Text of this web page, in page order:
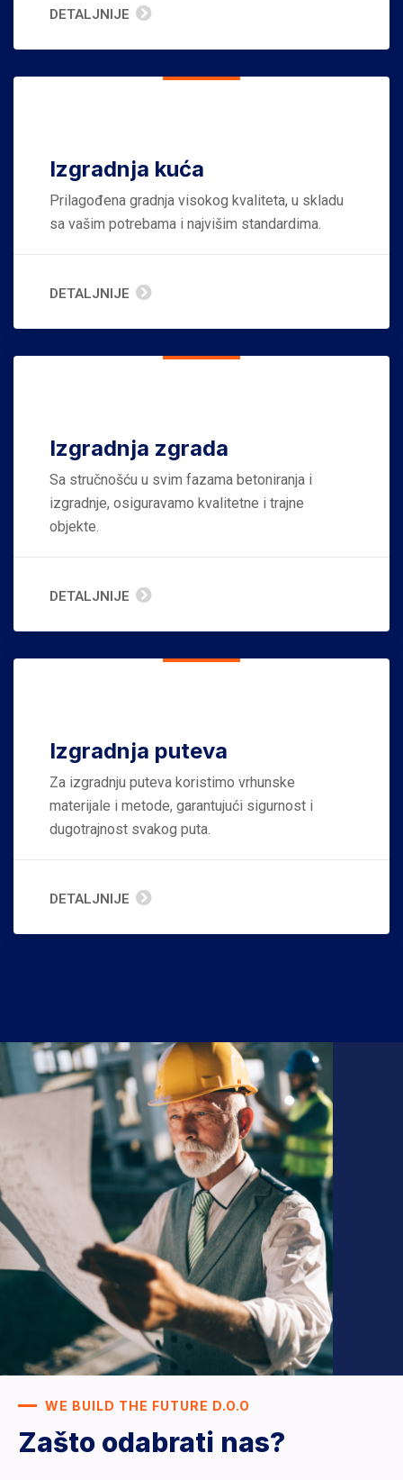
DETALJNIJE
Izgradnja kuća
Prilagođena gradnja visokog kvaliteta, u skladu
sa vašim potrebama i najvišim standardima.
DETALJNIJE
Izgradnja zgrada
Sa stručnošću u svim fazama betoniranja i
izgradnje, osiguravamo kvalitetne i trajne
objekte.
DETALJNIJE
Izgradnja puteva
Za izgradnju puteva koristimo vrhunske
materijale i metode, garantujući sigurnost i
dugotrajnost svakog puta.
DETALJNIJE
WE BUILD THE FUTURE D.O.O
Zašto odabrati nas?